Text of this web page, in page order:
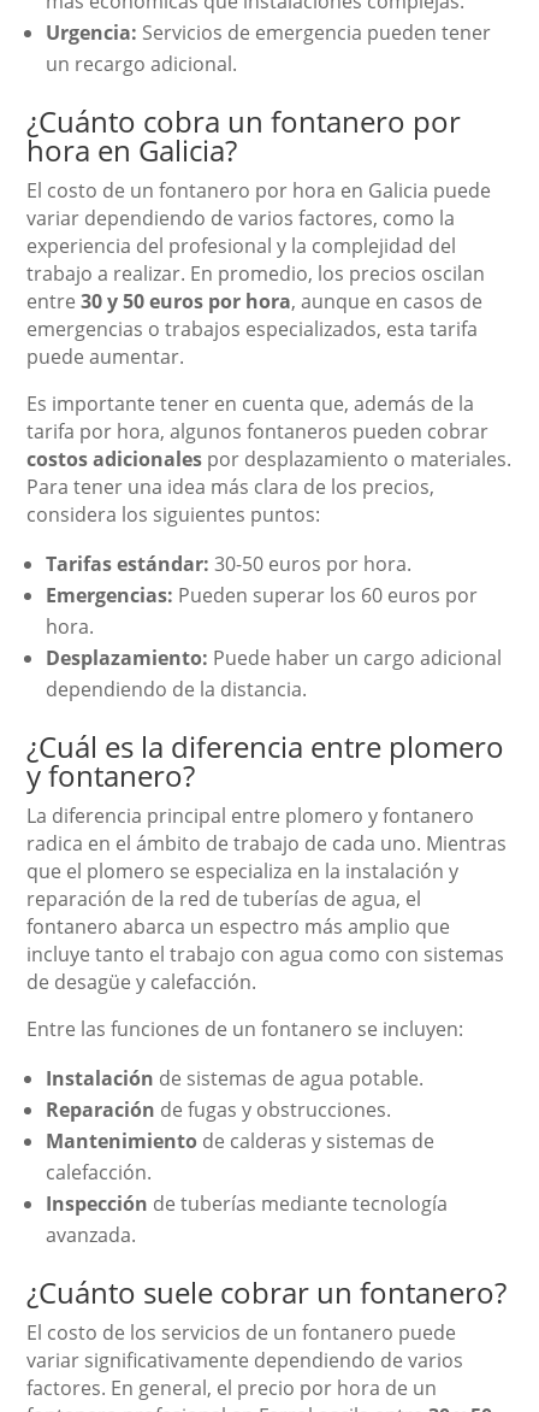
Urgencia: Servicios de emergencia pueden tener
un recargo adicional.
¿Cuánto cobra un fontanero por
hora en Galicia?
El costo de un fontanero por hora en Galicia puede
variar dependiendo de varios factores, como la
experiencia del profesional y la complejidad del
trabajo a realizar. En promedio, los precios oscilan
entre30 y 50 euros por hora, aunque en casos de
emergencias o trabajos especializados, esta tarifa
puede aumentar.
Es importante tener en cuenta que, además de la
tarifa por hora, algunos fontaneros pueden cobrar
costos adicionales por desplazamiento o materiales.
Para tener una idea más clara de los precios,
considera los siguientes puntos:
Tarifas estándar: 30-50 euros por hora.
Emergencias: Pueden superar los 60 euros por
hora.
Desplazamiento: Puede haber un cargo adicional
dependiendo de la distancia.
¿Cuál es la diferencia entre plomero
y fontanero?
La diferencia principal entre plomero y fontanero
radica en el ámbito de trabajo de cada uno. Mientras
que el plomero se especializa en la instalación y
reparación de la red de tuberías de agua, el
fontanero abarca un espectro más amplio que
incluye tanto el trabajo con agua como con sistemas
de desagüe y calefacción.
Entre las funciones de un fontanero se incluyen:
Instalación de sistemas de agua potable.
Reparación de fugas y obstrucciones.
Mantenimiento de calderas y sistemas de
calefacción.
Inspección de tuberías mediante tecnología
avanzada.
¿Cuánto suele cobrar un fontanero?
El costo de los servicios de un fontanero puede
variar significativamente dependiendo de varios
factores. En general, el precio por hora de un